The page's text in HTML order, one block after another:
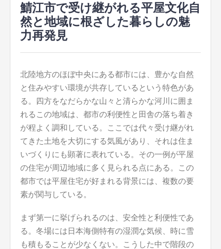
鯖江市で受け継がれる平屋文化自
然と地域に根ざした暮らしの魅
力再発見
北陸地方のほぼ中央にある都市には、豊かな自然
と住みやすい環境が共存しているという特色があ
る。
四方をなだらかな山々と清らかな河川に囲ま
れるこの地域は、都市の利便性と田舎の落ち着き
が程よく調和している。ここでは代々受け継がれ
てきた土地を大切にする気風があり、それは住ま
いづくりにも顕著に表れている。その一例が平屋
の住宅が周辺地域に多く見られる点にある。この
都市では平屋住宅が好まれる背景には、複数の要
素が関与している。
まず第一に挙げられるのは、安全性と利便性であ
る。冬場には日本海側特有の湿潤な気候、時に雪
も積もることが少なくない。こうした中で階段の